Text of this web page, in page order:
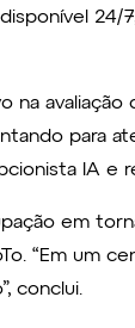
24/
na
para
IA
em
“Em um
conclui.